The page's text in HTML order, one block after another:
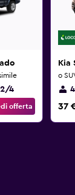
2/4
offerta
Kia
o
4
37